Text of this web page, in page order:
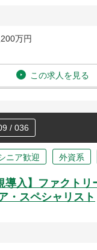
万円
この求人を見る
/ 036
ニア歓迎 外資系
導入】ファクトリ
・スペシャリスト